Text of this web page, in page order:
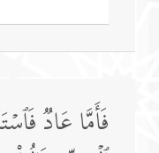
فَأَمَّا عَادࣱ